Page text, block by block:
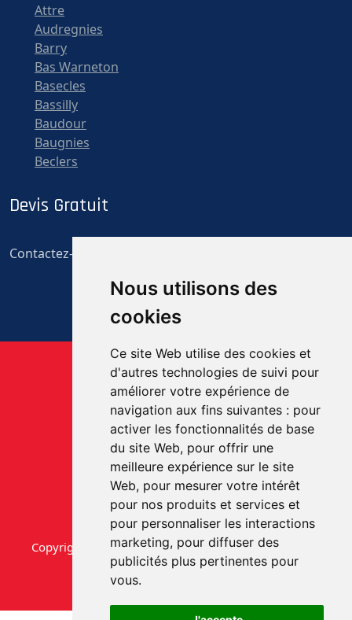
Nous utilisons des
cookies
Ce site Web utilise des cookies et
d'autres technologies de suivi pour
améliorer votre expérience de
navigation aux fins suivantes : pour
activer les fonctionnalités de base
du site Web, pour offrir une
meilleure expérience sur le site
Web, pour mesurer votre intérêt
pour nos produits et services et
pour personnaliser les interactions
marketing, pour diffuser des
publicités plus pertinentes pour
vous.
Attre
Audregnies
Barry
Bas Warneton
Basecles
Bassilly
Baudour
Baugnies
Beclers
Devis Gratuit
Contactez-nous pour un devis gratuit et personnalisé
Copyright © aab-videmaison.be. Tous droits réservés.